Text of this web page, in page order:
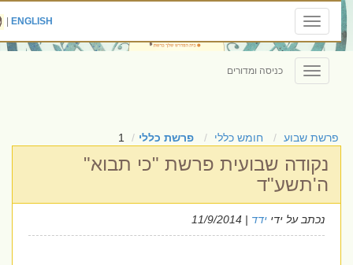
Toggle
navigation
ENGLISH
|
Toggle
navigation
כניסה ומדורים
פרשת שבוע חומש כללי פרשת כללי 1
נקודה שבועית פרשת "כי תבוא"
ה'תשע"ד
נכתב על ידיידד| 11/9/2014